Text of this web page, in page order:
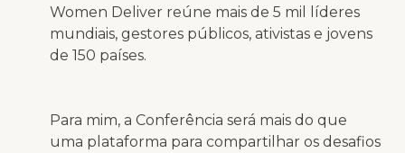
Women Deliver reúne mais de 5 mil líderes
mundiais, gestores públicos, ativistas e jovens
de 150 países.
Para mim, a Conferência será mais do que
uma plataforma para compartilhar os desafios